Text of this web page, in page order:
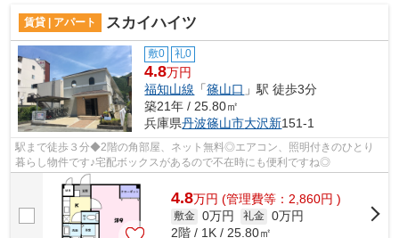
賃貸 | アパート スカイハイツ
敷0 礼0
4.8万円
福知山線 「篠山口 」駅 徒歩3分
築21年 / 25.80㎡
兵庫県丹波篠山市大沢新151-1
駅まで徒歩３分◆2階の角部屋、ネット無料◎エアコン、照明付きのひとり
暮らし物件です♪宅配ボックスがあるので不在時にも便利ですね◎
4.8万円 (管理費等：2,860円 )
敷金 0万円 礼金 0万円
2階 / 1K / 25.80㎡